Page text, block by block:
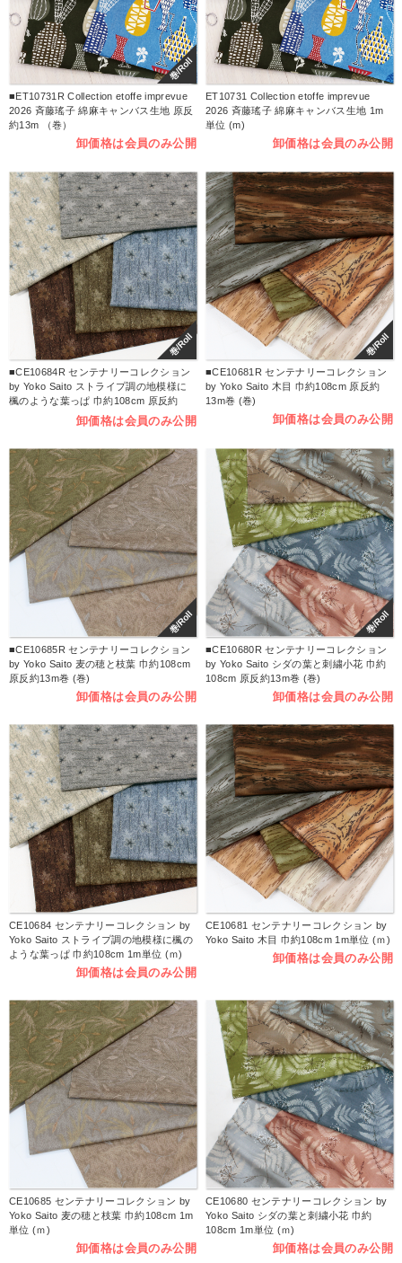
巻/Roll
■ET10731R Collection etoffe imprevue
2026 斉藤瑤子 綿麻キャンバス生地 原反
約13m （巻）
卸価格は会員のみ公開
ET10731 Collection etoffe imprevue
2026 斉藤瑤子 綿麻キャンバス生地 1m
単位 (m)
卸価格は会員のみ公開
巻/Roll
■CE10684R センテナリーコレクション
by Yoko Saito ストライプ調の地模様に
楓のような葉っぱ 巾約108cm 原反約
卸価格は会員のみ公開
巻/Roll
■CE10681R センテナリーコレクション
by Yoko Saito 木目 巾約108cm 原反約
13m巻 (巻)
卸価格は会員のみ公開
巻/Roll
■CE10685R センテナリーコレクション
by Yoko Saito 麦の穂と枝葉 巾約108cm
原反約13m巻 (巻)
卸価格は会員のみ公開
巻/Roll
■CE10680R センテナリーコレクション
by Yoko Saito シダの葉と刺繍小花 巾約
108cm 原反約13m巻 (巻)
卸価格は会員のみ公開
CE10684 センテナリーコレクション by
Yoko Saito ストライプ調の地模様に楓の
ような葉っぱ 巾約108cm 1m単位 (ｍ)
卸価格は会員のみ公開
CE10681 センテナリーコレクション by
Yoko Saito 木目 巾約108cm 1m単位 (ｍ)
卸価格は会員のみ公開
CE10685 センテナリーコレクション by
Yoko Saito 麦の穂と枝葉 巾約108cm 1m
単位 (ｍ)
卸価格は会員のみ公開
CE10680 センテナリーコレクション by
Yoko Saito シダの葉と刺繍小花 巾約
108cm 1m単位 (ｍ)
卸価格は会員のみ公開